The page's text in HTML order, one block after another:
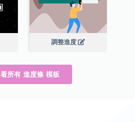
調整進度
所有 進度條 模板